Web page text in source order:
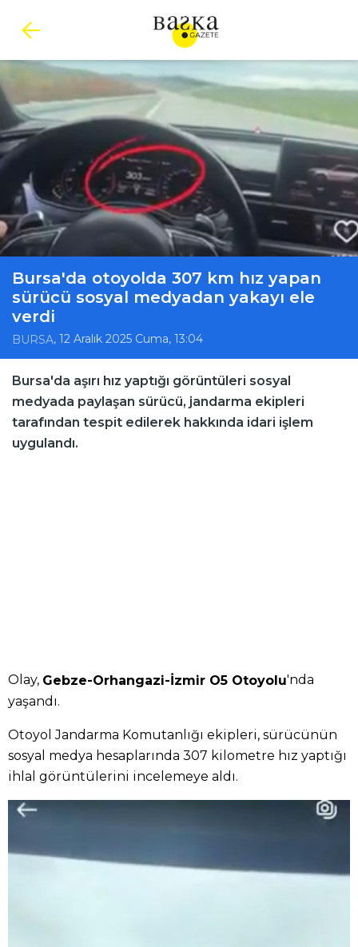
Bursa'da otoyolda 307 km hız yapan
sürücü sosyal medyadan yakayı ele
verdi
BURSA, 12 Aralık 2025 Cuma, 13:04
Bursa'da aşırı hız yaptığı görüntüleri sosyal
medyada paylaşan sürücü, jandarma ekipleri
tarafından tespit edilerek hakkında idari işlem
uygulandı.
Olay, Gebze-Orhangazi-İzmir O5 Otoyolu'nda
yaşandı.
Otoyol Jandarma Komutanlığı ekipleri, sürücünün
sosyal medya hesaplarında 307 kilometre hız yaptığı
ihlal görüntülerini incelemeye aldı.